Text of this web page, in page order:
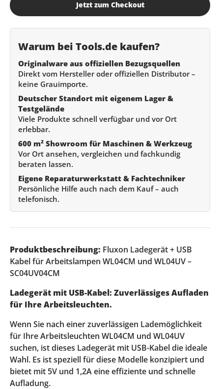
Jetzt zum Checkout
Warum bei Tools.de kaufen?
Originalware aus offiziellen Bezugsquellen
Direkt vom Hersteller oder offiziellen Distributor –
keine Grauimporte.
Deutscher Standort mit eigenem Lager &
Testgelände
Viele Produkte schnell verfügbar und vor Ort
erlebbar.
600 m² Showroom für Maschinen & Werkzeug
Vor Ort ansehen, vergleichen und fachkundig
beraten lassen.
Eigene Reparaturwerkstatt & Fachtechniker
Persönliche Hilfe auch nach dem Kauf – auch
telefonisch.
Produktbeschreibung: Fluxon Ladegerät + USB
Kabel für Arbeitslampen WL04CM und WL04UV –
SC04UV04CM
Ladegerät mit USB-Kabel: Zuverlässiges Aufladen
für Ihre Arbeitsleuchten.
Wenn Sie nach einer zuverlässigen Lademöglichkeit
für Ihre Arbeitsleuchten WL04CM und WL04UV
suchen, ist dieses Ladegerät mit USB-Kabel die ideale
Wahl. Es ist speziell für diese Modelle konzipiert und
bietet mit 5V und 1,2A eine effiziente und schnelle
Aufladung.